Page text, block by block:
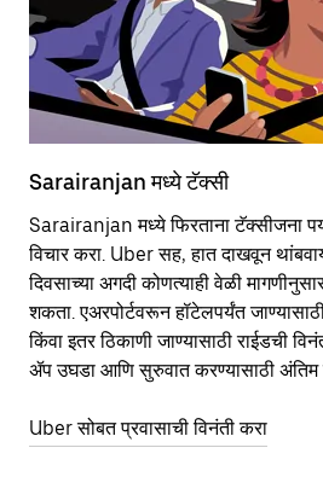
Sarairanjan मध्ये टॅक्सी
Sarairanjan मध्ये फिरताना टॅक्सीजना
विचार करा. Uber सह, हात दाखवून
दिवसाच्या अगदी कोणत्याही वेळी
शकता. एअरपोर्टवरून हॉटेलपर्यंत
किंवा इतर‍ ठिकाणी जाण्यासाठी राईडची
ॲप उघडा आणि सुरुवात करण्यासाठी अंतिम
Uber सोबत प्रवासाची विनंती करा